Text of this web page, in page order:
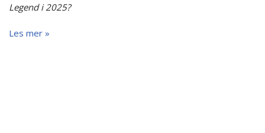
Legend i 2025?
Les mer »